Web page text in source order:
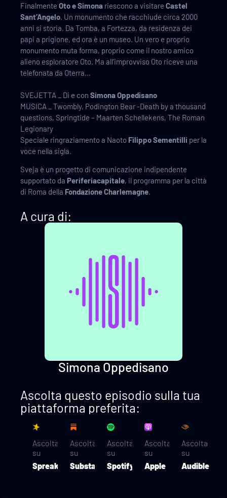
Finalmente Oto e Simona riescono a visitare Castel
Sant’Angelo. Un monumento che racchiude circa 2000
anni si storia. Da Tomba, a Fortezza, da residenza dei
papi a prigione, ed ora è un museo. Un vero e proprio
monumento muta forma, proprio come il nostro amico
alieno esploratore Oto. Ma all’improvviso Oto riceve una
telefonata da Oterra…
SVEJETTA _ Di e con Simona Oppedisano
MUSICA _ Twombly, Podington Bear -Death by a thousand
questions, Springtide – Maarten Schellekens, The Roman
Legionary
Speciale ringraziamento a Naoto Filippo Sementilli per la
voce nella sigla.
Sveja è un progetto di comunicazione indipendente
supportato da Periferiacapitale, il programma per la città
di Roma della Fondazione Charlemagne.
A cura di:
Simona Oppedisano
Ascolta questo episodio sulla tua
piattaforma preferita:
Ascolta
su
Spreaker
Ascolta
su
Substack
Ascolta
su
Spotify
Ascolta
su
Apple
Ascolta
su
Audible